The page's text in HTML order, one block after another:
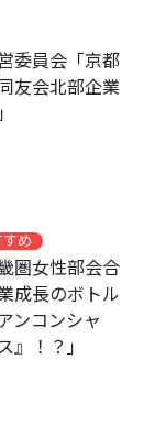
委員会「京都
友会北部企業
すめ
圏女性部会合
成長のボトル
ンコンシャ
』！？」